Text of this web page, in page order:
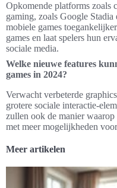
Opkomende platforms zoals
gaming, zoals Google
mobiele games
games en laat spelers hun
sociale media.
Welke nieuwe features
games in 2024?
Verwacht verbeterde
grotere sociale interactie-
zullen ook de manier waarop
met meer mogelijkheden
Meer artikelen